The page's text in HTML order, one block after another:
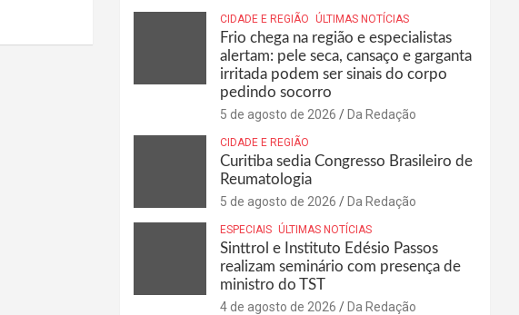
CIDADE E REGIÃO ÚLTIMAS NOTÍCIAS
Frio chega na região e especialistas
alertam: pele seca, cansaço e garganta
irritada podem ser sinais do corpo
pedindo socorro
5 de agosto de 2026 Da Redação
CIDADE E REGIÃO
Curitiba sedia Congresso Brasileiro de
Reumatologia
5 de agosto de 2026 Da Redação
ESPECIAIS ÚLTIMAS NOTÍCIAS
Sinttrol e Instituto Edésio Passos
realizam seminário com presença de
ministro do TST
4 de agosto de 2026 Da Redação